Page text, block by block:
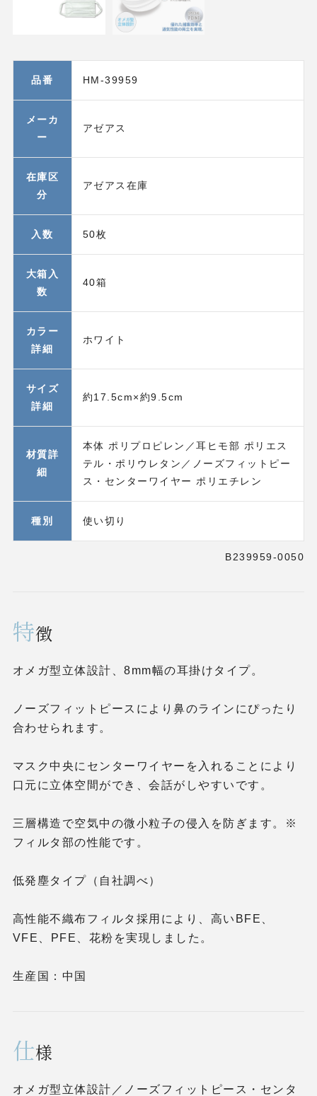
品番 HM-39959
メーカ
ー
アゼアス
在庫区
分
アゼアス在庫
入数 50枚
大箱入
数
40箱
カラー
詳細
ホワイト
サイズ
詳細
約17.5cm×約9.5cm
材質詳
細
本体 ポリプロピレン／耳ヒモ部 ポリエス
テル・ポリウレタン／ノーズフィットピー
ス・センターワイヤー ポリエチレン
種別 使い切り
B239959-0050
特徴
オメガ型立体設計、8mm幅の耳掛けタイプ。
ノーズフィットピースにより鼻のラインにぴったり
合わせられます。
マスク中央にセンターワイヤーを入れることにより
口元に立体空間ができ、会話がしやすいです。
三層構造で空気中の微小粒子の侵入を防ぎます。※
フィルタ部の性能です。
低発塵タイプ（自社調べ）
高性能不織布フィルタ採用により、高いBFE、
VFE、PFE、花粉を実現しました。
生産国：中国
仕様
オメガ型立体設計／ノーズフィットピース・センタ